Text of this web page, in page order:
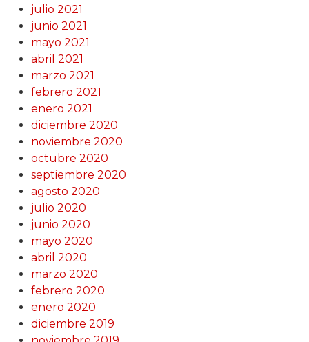
julio 2021
junio 2021
mayo 2021
abril 2021
marzo 2021
febrero 2021
enero 2021
diciembre 2020
noviembre 2020
octubre 2020
septiembre 2020
agosto 2020
julio 2020
junio 2020
mayo 2020
abril 2020
marzo 2020
febrero 2020
enero 2020
diciembre 2019